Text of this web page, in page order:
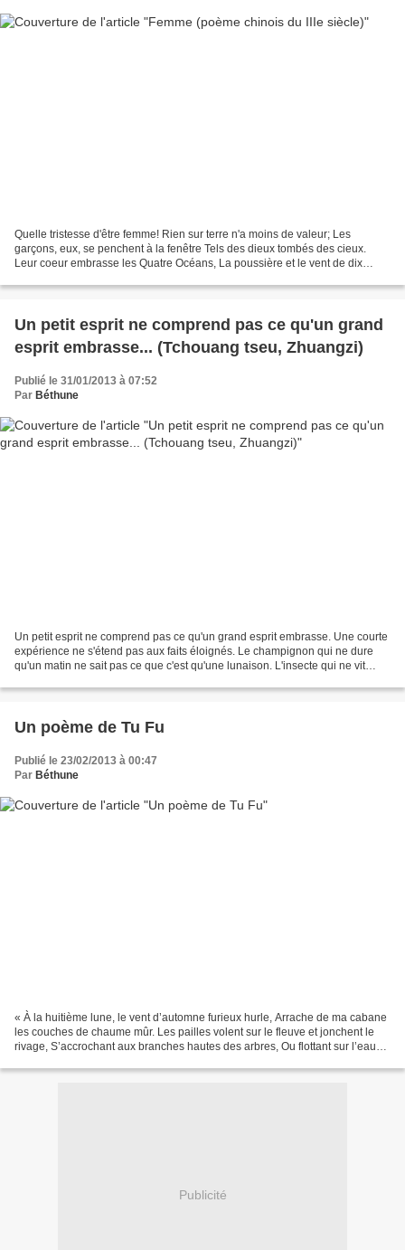
Quelle tristesse d'être femme! Rien sur terre n'a moins de valeur; Les
garçons, eux, se penchent à la fenêtre Tels des dieux tombés des cieux.
Leur coeur embrasse les Quatre Océans, La poussière et le vent de dix
Un petit esprit ne comprend pas ce qu'un grand
esprit embrasse... (Tchouang tseu, Zhuangzi)
Publié le 31/01/2013 à 07:52
Par Béthune
Un petit esprit ne comprend pas ce qu'un grand esprit embrasse. Une courte
expérience ne s'étend pas aux faits éloignés. Le champignon qui ne dure
qu'un matin ne sait pas ce que c'est qu'une lunaison. L'insecte qui ne vit
Un poème de Tu Fu
Publié le 23/02/2013 à 00:47
Par Béthune
« À la huitième lune, le vent d’automne furieux hurle, Arrache de ma cabane
les couches de chaume mûr. Les pailles volent sur le fleuve et jonchent le
rivage, S’accrochant aux branches hautes des arbres, Ou flottant sur l’eau
Publicité